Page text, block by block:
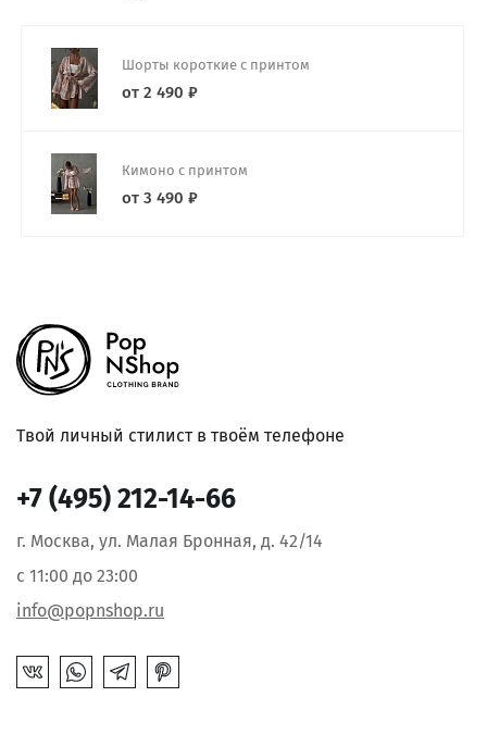
Шорты короткие с принтом
от 2 490 ₽
Кимоно с принтом
от 3 490 ₽
Твой личный стилист в твоём телефоне
+7 (495) 212-14-66
г. Москва, ул. Малая Бронная, д. 42/14
с 11:00 до 23:00
info@popnshop.ru